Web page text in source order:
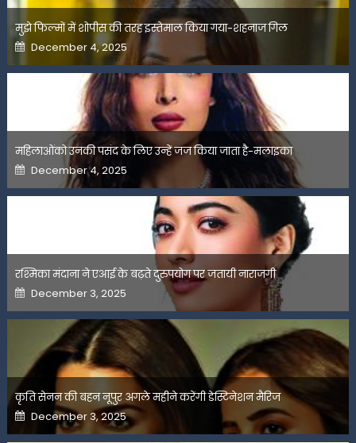
मुझे फिल्मों में शोपीस की तरह इस्तेमाल किया गया-शहनाज गिल
Posted
on
December 4, 2025
महिलाओंको उनकी पसंद के लिए उन्हें जज किया जाता है-मलाइका
Posted
on
December 4, 2025
रश्मिका मंदाना ने एआई के बढ़ते दुरुपयोग पर जतायी नाराजगी
Posted
on
December 3, 2025
कृति सेनन की बहन नूपुर अगले महीने करेंगी डेस्टिनेशन मैरिज
Posted
on
December 3, 2025